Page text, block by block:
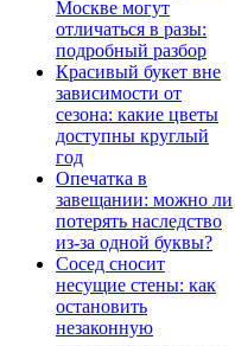
Москве могут
отличаться в разы:
подробный разбор
Красивый букет вне
зависимости от
сезона: какие цветы
доступны круглый
год
Опечатка в
завещании: можно ли
потерять наследство
из-за одной буквы?
Сосед сносит
несущие стены: как
остановить
незаконную